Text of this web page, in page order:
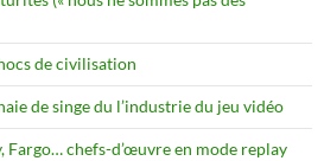
de civilisation
de singe du l’industrie du jeu vidéo
Fargo… chefs-d’œuvre en mode replay